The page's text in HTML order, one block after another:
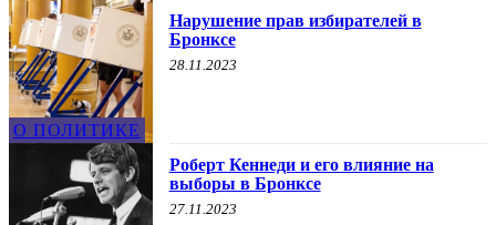
О ПОЛИТИКЕ
Нарушение прав избирателей в
Бронксе
28.11.2023
Роберт Кеннеди и его влияние на
выборы в Бронксе
27.11.2023